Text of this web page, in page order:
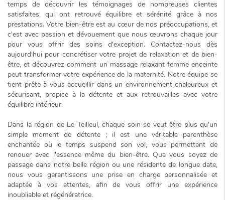
temps de découvrir les témoignages de nombreuses clientes
satisfaites, qui ont retrouvé équilibre et sérénité grâce à nos
prestations. Votre bien-être est au cœur de nos préoccupations, et
c'est avec passion et dévouement que nous œuvrons chaque jour
pour vous offrir des soins d'exception. Contactez-nous dès
aujourd'hui pour concrétiser votre projet de relaxation et de bien-
être, et découvrez comment un massage relaxant femme enceinte
peut transformer votre expérience de la maternité. Notre équipe se
tient prête à vous accueillir dans un environnementchaleureux et
sécurisant, propice à la détente et aux retrouvailles avec votre
équilibre intérieur.
Dans la région de Le Teilleul, chaque soin se veut être plus qu'un
simple moment de détente ; il est une véritable parenthèse
enchantée où le temps suspend son vol, vous permettant de
renouer avec l'essence même du bien-être. Que vous soyez de
passage dans notre belle région ou une résidente de longue date,
nous vous garantissons une prise en charge personnalisée et
adaptée à vos attentes, afin de vous offrir une expérience
inoubliable et régénératrice.